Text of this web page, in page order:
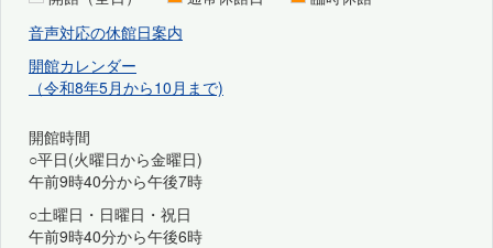
音声対応の休館日案内
開館カレンダー
（令和8年5月から10月まで)
開館時間
○平日(火曜日から金曜日)
午前9時40分から午後7時
○土曜日・日曜日・祝日
午前9時40分から午後6時